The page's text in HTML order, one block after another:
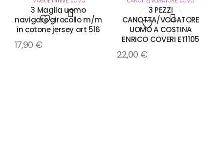
Aggiungi
alla
3 Maglia uomo
navigare girocollo m/m
in cotone jersey art 516
17,90 €
Aggiungi
alla
3 PEZZI
CANOTTA/VOGATORE
UOMO A COSTINA
ENRICO COVERI ET1105
22,00 €